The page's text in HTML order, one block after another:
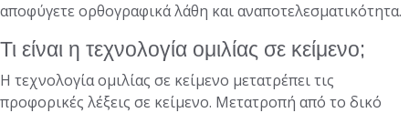
αποφύγετε ορθογραφικά λάθη και αναποτελεσματικότητα.
Τι είναι η τεχνολογία ομιλίας σε κείμενο;
Η τεχνολογία ομιλίας σε κείμενο μετατρέπει τις
προφορικές λέξεις σε κείμενο. Μετατροπή από το δικό